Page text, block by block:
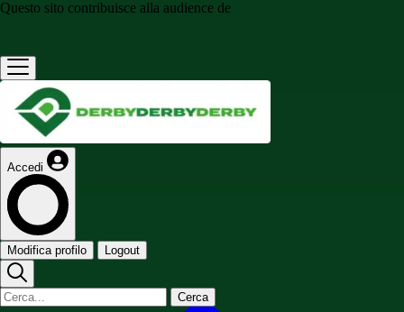
Questo sito contribuisce alla audience de
Accedi
Modifica profilo Logout
Cerca